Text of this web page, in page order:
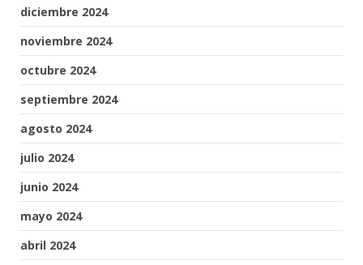
diciembre 2024
noviembre 2024
octubre 2024
septiembre 2024
agosto 2024
julio 2024
junio 2024
mayo 2024
abril 2024